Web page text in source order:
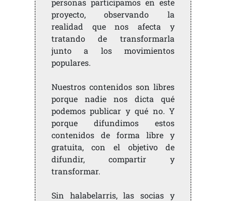
personas participamos en este
proyecto, observando la
realidad que nos afecta y
tratando de transformarla
junto a los movimientos
populares.
Nuestros contenidos son libres
porque nadie nos dicta qué
podemos publicar y qué no. Y
porque difundimos estos
contenidos de forma libre y
gratuita, con el objetivo de
difundir, compartir y
transformar.
Sin halabelarris, las socias y